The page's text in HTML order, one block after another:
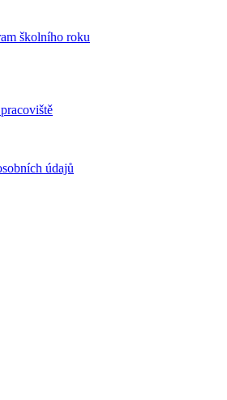
školního roku
údajů